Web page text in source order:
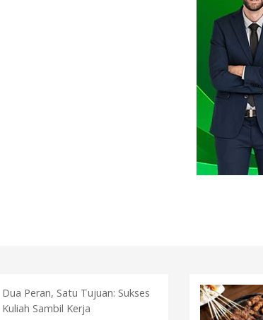
Dua Peran, Satu Tujuan: Sukses
Kuliah Sambil Kerja